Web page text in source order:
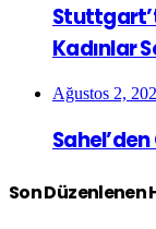
Kadınlar
Ağustos 2,
Son Düzenlenen